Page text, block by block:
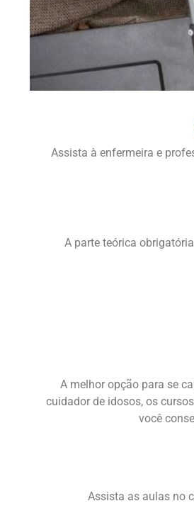
Assista à enfermeira e
A parte teórica
A melhor opção para se
cuidador de idosos, os
você
Assista as aulas no